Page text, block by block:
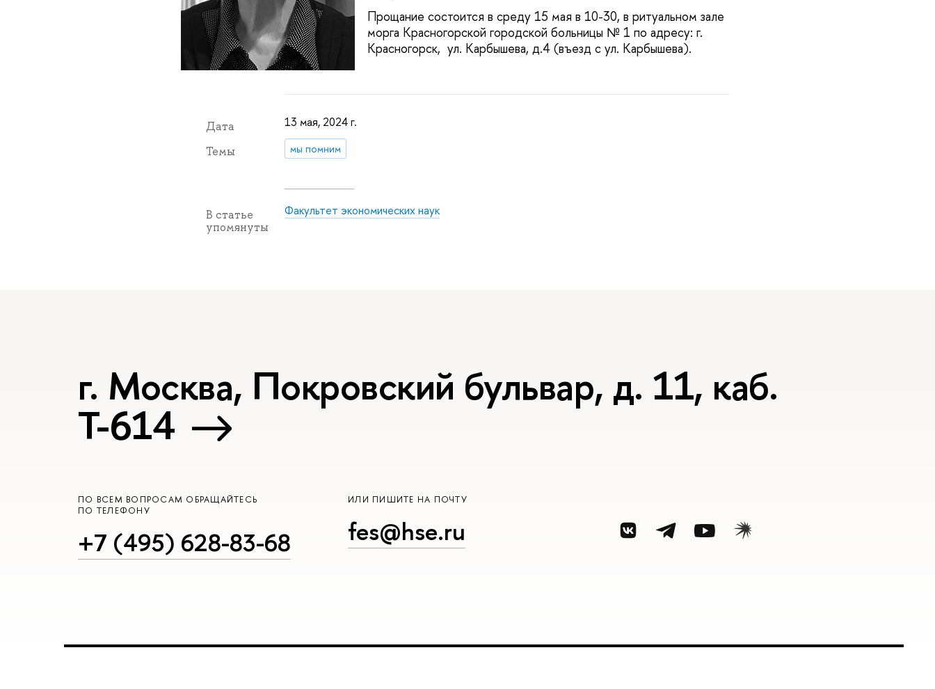
Прощание состоится в среду 15 мая в 10-30, в ритуальном зале
морга Красногорской городской больницы № 1 по адресу: г.
Красногорск, ул. Карбышева, д.4 (въезд с ул. Карбышева).
Дата 13 мая, 2024 г.
Темы мы помним
В статье
упомянуты
Факультет экономических наук
г. Москва, Покровский бульвар, д. 11, каб.
Т-614
ПО ВСЕМ ВОПРОСАМ ОБРАЩАЙТЕСЬ
ПО ТЕЛЕФОНУ
+7 (495) 628-83-68
ИЛИ ПИШИТЕ НА ПОЧТУ
fes@hse.ru